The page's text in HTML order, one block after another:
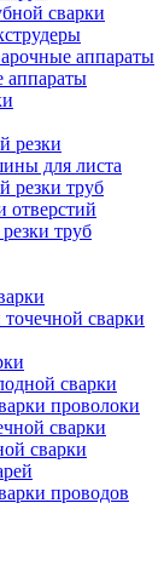
сварки
аппараты
аппараты
резки
для листа
резки труб
труб
сварки
сварки
проволоки
сварки
сварки
проводов